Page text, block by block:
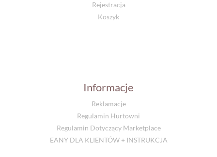
Rejestracja
Koszyk
Informacje
Reklamacje
Regulamin Hurtowni
Regulamin Dotyczący Marketplace
EANY DLA KLIENTÓW + INSTRUKCJA